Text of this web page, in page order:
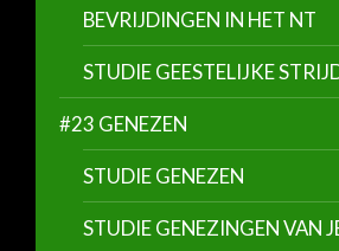
BEVRIJDINGEN IN HET NT
STUDIE GEESTELIJKE
#23 GENEZEN
STUDIE GENEZEN
STUDIE GENEZINGEN VAN